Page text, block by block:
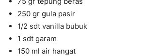
250 gr gula pasir
1/2 sdt vanilla bubuk
1 sdt garam
150 ml air hangat